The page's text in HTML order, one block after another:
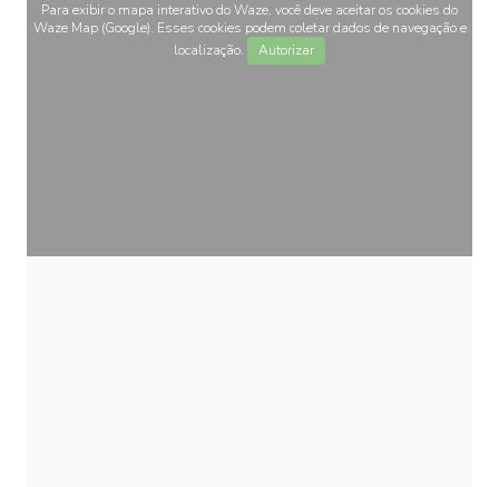
Para exibir o mapa interativo do Waze, você deve aceitar os cookies do
Waze Map (Google). Esses cookies podem coletar dados de navegação e
localização.
Autorizar